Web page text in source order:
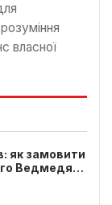
власної
як замовити
Ведмедя